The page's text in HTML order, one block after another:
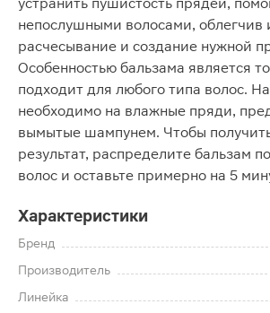
непослушными волосами, облегчив
расчесывание и создание нужной
Особенностью бальзама является
подходит для любого типа волос.
необходимо на влажные пряди,
вымытые шампунем. Чтобы
результат, распределите бальзам
волос и оставьте примерно на 5
Характеристики
Бренд
Производитель
Линейка